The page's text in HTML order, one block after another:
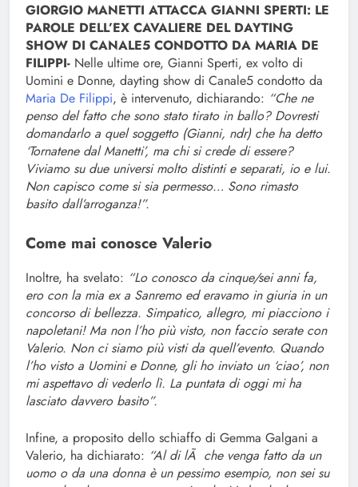
GIORGIO MANETTI ATTACCA GIANNI SPERTI: LE
PAROLE DELL’EX CAVALIERE DEL DAYTING
SHOW DI CANALE5 CONDOTTO DA MARIA DE
FILIPPI- Nelle ultime ore, Gianni Sperti, ex volto di
Uomini e Donne, dayting show di Canale5 condotto da
Maria De Filippi, è intervenuto, dichiarando: “Che ne
penso del fatto che sono stato tirato in ballo? Dovresti
domandarlo a quel soggetto (Gianni, ndr) che ha detto
‘Tornatene dal Manetti’, ma chi si crede di essere?
Viviamo su due universi molto distinti e separati, io e lui.
Non capisco come si sia permesso… Sono rimasto
basito dall’arroganza!”.
Come mai conosce Valerio
Inoltre, ha svelato: “Lo conosco da cinque/sei anni fa,
ero con la mia ex a Sanremo ed eravamo in giuria in un
concorso di bellezza. Simpatico, allegro, mi piacciono i
napoletani! Ma non l’ho più visto, non faccio serate con
Valerio. Non ci siamo più visti da quell’evento. Quando
l’ho visto a Uomini e Donne, gli ho inviato un ‘ciao’, non
mi aspettavo di vederlo lì. La puntata di oggi mi ha
lasciato davvero basito”.
Infine, a proposito dello schiaffo di Gemma Galgani a
Valerio, ha dichiarato: “Al di lÃ che venga fatto da un
uomo o da una donna è un pessimo esempio, non sei su